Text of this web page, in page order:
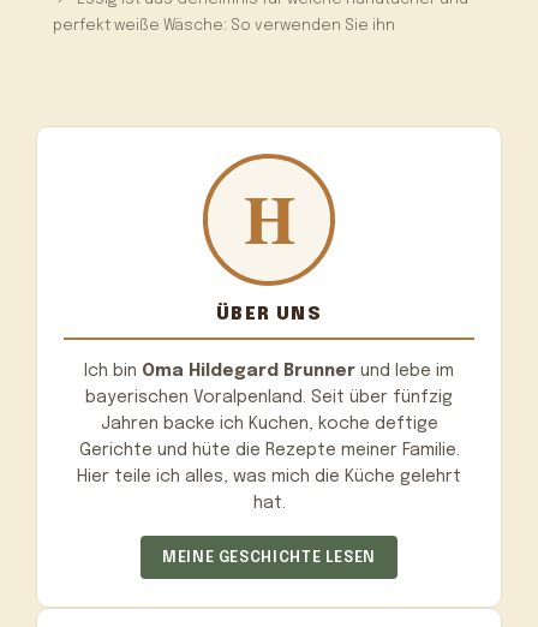
perfekt weiße Wäsche: So verwenden Sie ihn
ÜBER UNS
Ich bin Oma Hildegard Brunner und lebe im
bayerischen Voralpenland. Seit über fünfzig
Jahren backe ich Kuchen, koche deftige
Gerichte und hüte die Rezepte meiner Familie.
Hier teile ich alles, was mich die Küche gelehrt
hat.
MEINE GESCHICHTE LESEN